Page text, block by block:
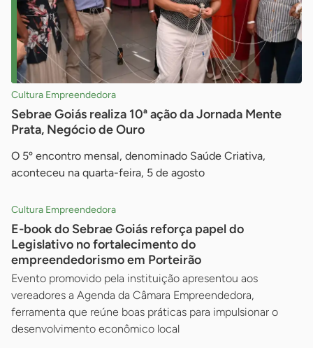
Cultura Empreendedora
Sebrae Goiás realiza 10ª ação da Jornada Mente
Prata, Negócio de Ouro
O 5º encontro mensal, denominado Saúde Criativa,
aconteceu na quarta-feira, 5 de agosto
Cultura Empreendedora
E-book do Sebrae Goiás reforça papel do
Legislativo no fortalecimento do
empreendedorismo em Porteirão
Evento promovido pela instituição apresentou aos
vereadores a Agenda da Câmara Empreendedora,
ferramenta que reúne boas práticas para impulsionar o
desenvolvimento econômico local